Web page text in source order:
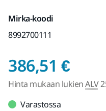
Mirka-koodi
8992700111
386,51 €
Hinta mukaan lukienALV
Varastossa